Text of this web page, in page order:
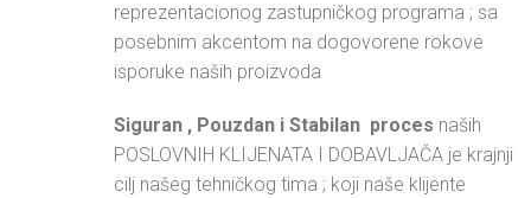
reprezentacionog zastupničkog programa ; sa
posebnim akcentom na dogovorene rokove
isporuke naših proizvoda
Siguran , Pouzdan i Stabilan proces naših
POSLOVNIH KLIJENATA I DOBAVLJAČA je krajnji
cilj našeg tehničkog tima ; koji naše klijente